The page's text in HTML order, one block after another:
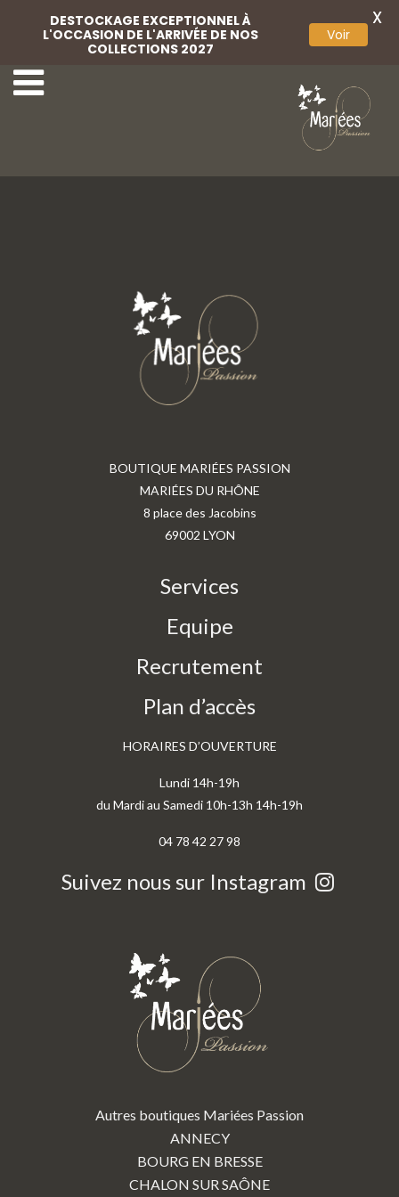
13-Rembo Styling 15-Rembo Styling
BOUTIQUE MARIÉES PASSION
MARIÉES DU RHÔNE
8 place des Jacobins
69002 LYON
Services
Equipe
Recrutement
Plan d’accès
HORAIRES D’OUVERTURE
Lundi 14h-19h
du Mardi au Samedi 10h-13h 14h-19h
04 78 42 27 98
Suivez nous sur Instagram
Autres boutiques Mariées Passion
ANNECY
BOURG EN BRESSE
CHALON SUR SAÔNE
DESTOCKAGE EXCEPTIONNEL À
L'OCCASION DE L'ARRIVÉE DE NOS
COLLECTIONS 2027
Voir
X